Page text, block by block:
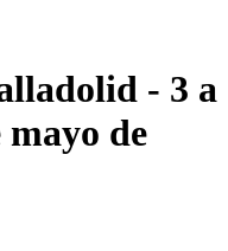
- 3 a
mayo de